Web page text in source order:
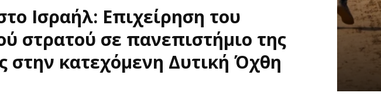
Ισραήλ: Επιχείρηση του
στρατού σε πανεπιστήμιο της
στην κατεχόμενη Δυτική Όχθη